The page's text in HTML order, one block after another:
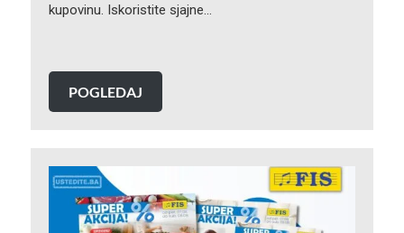
kupovinu. Iskoristite sjajne…
POGLEDAJ